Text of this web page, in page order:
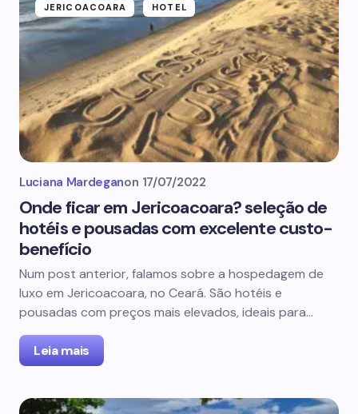
JERICOACOARA HOTEL
Luciana Mardeganon 17/07/2022
Onde ficar em Jericoacoara? seleção de
hotéis e pousadas com excelente custo-
benefício
Num post anterior, falamos sobre a hospedagem de
luxo em Jericoacoara, no Ceará. São hotéis e
pousadas com preços mais elevados, ideais para…
Leia mais